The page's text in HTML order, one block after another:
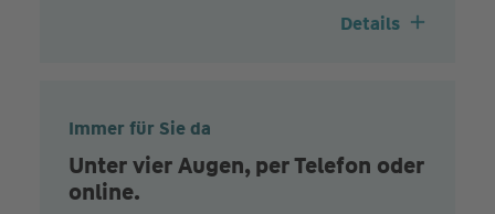
Details
Immer für Sie da
Unter vier Augen, per Telefon oder
online.